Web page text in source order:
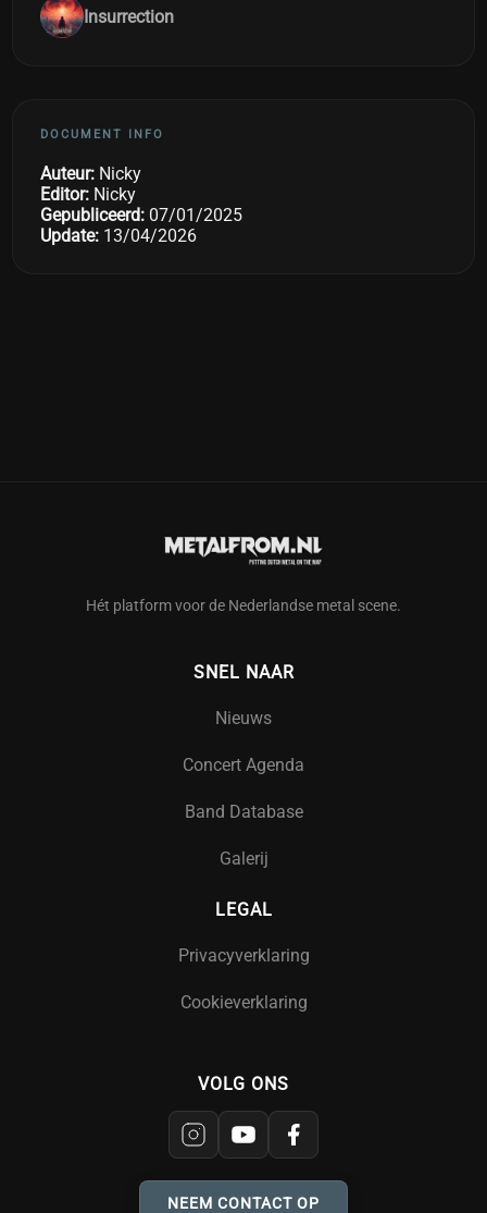
Insurrection
DOCUMENT INFO
Auteur: Nicky
Editor: Nicky
Gepubliceerd: 07/01/2025
Update: 13/04/2026
Hét platform voor de Nederlandse metal scene.
SNEL NAAR
Nieuws
Concert Agenda
Band Database
Galerij
LEGAL
Privacyverklaring
Cookieverklaring
VOLG ONS
NEEM CONTACT OP